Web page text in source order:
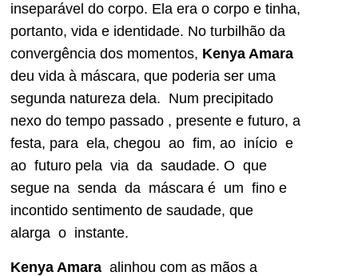
inseparável do corpo. Ela era o corpo e tinha,
portanto, vida e identidade. No turbilhão da
convergência dos momentos, Kenya Amara
deu vida à máscara, que poderia ser uma
segunda natureza dela. Num precipitado
nexo do tempo passado , presente e futuro, a
festa, para ela, chegou ao fim, ao início e
ao futuro pela via da saudade. O que
segue na senda da máscara é um fino e
incontido sentimento de saudade, que
alarga o instante.
Kenya Amara alinhou com as mãos a